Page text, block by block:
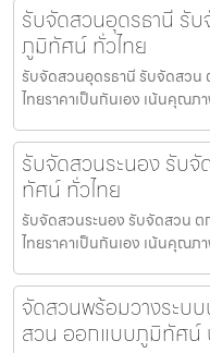
รับจัดสวนอุดรธานี รั
ภูมิทัศน์ ทั่วไทย
รับจัดสวนอุดรธานี รับจัดสว
ไทยราคาเป็นกันเอง เน้นคุณ
รับจัดสวนระนอง รับ
ทัศน์ ทั่วไทย
รับจัดสวนระนอง รับจัดสวน
ไทยราคาเป็นกันเอง เน้นคุณ
จัดสวนพร้อมวางระบ
สวน ออกแบบภูมิทัศน์